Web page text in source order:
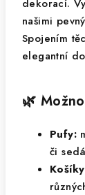
dekorací.
našimi
Spojením
elegantní
🌿
Pufy:
či